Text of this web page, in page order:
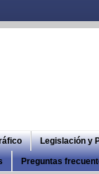
Legislación y
Preguntas